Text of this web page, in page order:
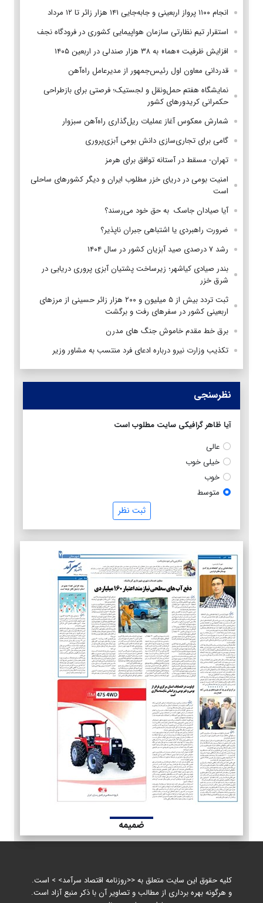
انجام ۱۱۰۰ پرواز اربعینی و جابه‌جایی ۱۴۱ هزار زائر تا ۱۲ مرداد
استقرار تیم‌ نظارتی سازمان هواپیمایی کشوری در فرودگاه نجف
افزایش ظرفیت «هما» به ۳۸ هزار صندلی در اربعین ۱۴۰۵
قدردانی معاون اول رئیس‌جمهور از مدیرعامل راه‌آهن
نمایشگاه هفتم حمل‌ونقل و لجستیک؛ فرصتی برای بازطراحی
حکمرانی کریدورهای کشور
شمارش معکوس آغاز عملیات ریل‌گذاری راه‌آهن سبزوار
گامی برای تجاری‌سازی دانش بومی آبزی‌پروری
تهران- مسقط در آستانه توافق برای هرمز
امنیت بومی در دریای خزر مطلوب ایران و دیگر کشورهای ساحلی
است
آیا صیادان جاسک به حق خود می‌رسند؟
ضرورت راهبردی یا اشتباهی جبران ناپذیر؟
رشد ۷ درصدی صید آبزیان کشور در سال ۱۴۰۴
بندر صیادی کیاشهر؛ زیرساخت پشتیان آبزی پروری دریایی در
شرق خزر
ثبت تردد بیش از ۵ میلیون و ۲۰۰ هزار زائر حسینی از مرزهای
اربعینی کشور در سفرهای رفت و برگشت
برق خط مقدم خاموش جنگ های مدرن
تکذیب وزارت نیرو درباره ادعای فرد منتسب به مشاور وزیر
نظرسنجی
آیا ظاهر گرافیکی سایت مطلوب است
عالی
خیلی خوب
خوب
متوسط
ثبت نظر
ضمیمه
کلیه حقوق این سایت متعلق به <<روزنامه اقتصاد سرآمد> > است.
و هرگونه بهره برداری از مطالب و تصاویر آن با ذکر منبع آزاد است.